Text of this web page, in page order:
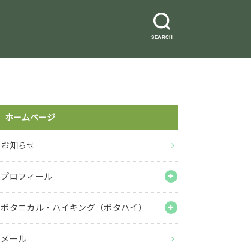
SEARCH
ホームページ
お知らせ
プロフィール
ボタニカル・ハイキング（ボタハイ）
メール